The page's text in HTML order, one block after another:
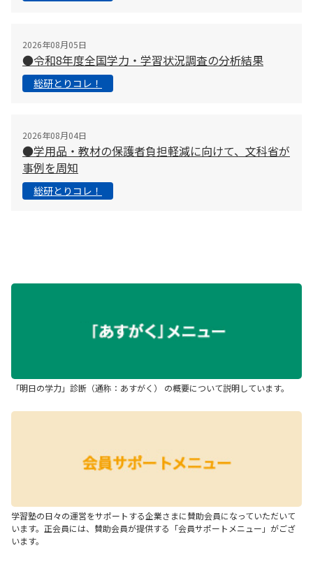
2026年08月05日
●令和8年度全国学力・学習状況調査の分析結果
総研とりコレ！
2026年08月04日
●学用品・教材の保護者負担軽減に向けて、文科省が
事例を周知
総研とりコレ！
「明日の学力」診断（通称：あすがく） の概要について説明しています。
学習塾の日々の運営をサポートする企業さまに賛助会員になっていただいて
います。正会員には、賛助会員が提供する「会員サポートメニュー」がござ
います。